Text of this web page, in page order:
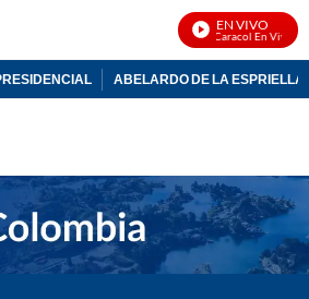
EN VIVO
Noticias Caracol En Vivo
ABELARDO DE LA ESPRIELLA